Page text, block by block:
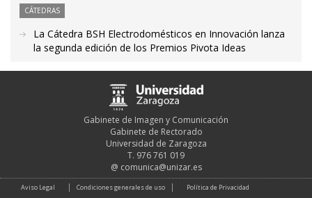
CÁTEDRAS
La Cátedra BSH Electrodomésticos en Innovación lanza
la segunda edición de los Premios Pivota Ideas
Gabinete de Imagen y Comunicación
Gabinete de Rectorado
Universidad de Zaragoza
T. 976 761 019
@ comunica@unizar.es
Aviso Legal Condiciones generales de uso Política de Privacidad